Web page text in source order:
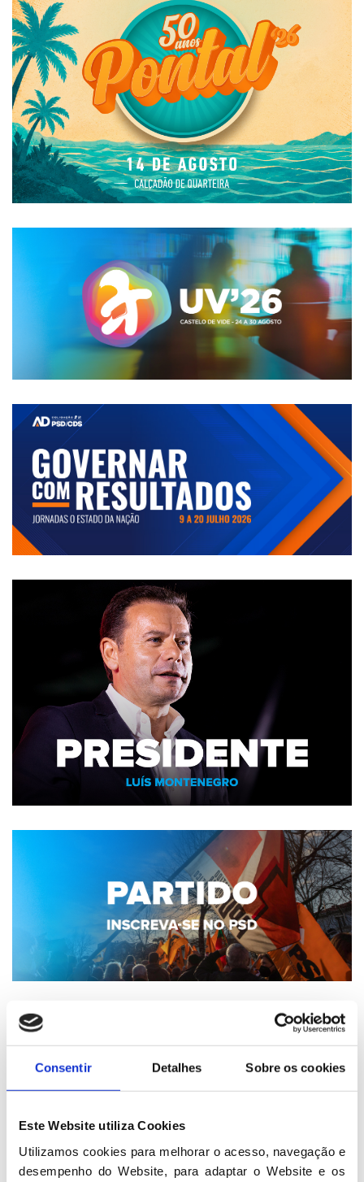
Consentir Detalhes Sobre os cookies
Este Website utiliza Cookies
Utilizamos cookies para melhorar o acesso, navegação e
desempenho do Website, para adaptar o Website e os